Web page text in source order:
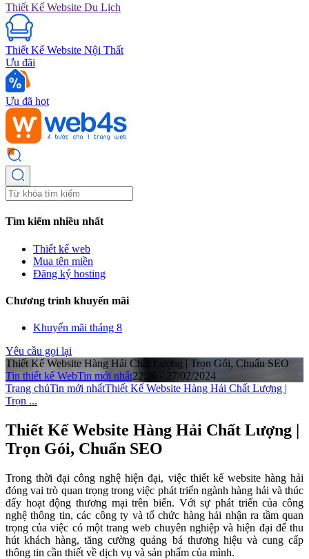
Thiết Kế Website Du Lịch
Thiết Kế Website Nội Thất
Ưu đãi
Ưu đã hot
Tìm kiếm nhiều nhất
Thiết kế web
Mua tên miền
Đăng ký hosting
Chương trình khuyến mãi
Khuyến mãi tháng 8
Yêu cầu gọi lại
Thiết Kế Website Hàng Hải Chất Lượng | Trọn Gói, Chuẩn SEO
Tin thiết kế WebTin mới nhất22:36 - 27/02/2024
Trang chủTin mới nhấtThiết Kế Website Hàng Hải Chất Lượng |
Trọn ...
Thiết Kế Website Hàng Hải Chất Lượng |
Trọn Gói, Chuẩn SEO
Trong thời đại công nghệ hiện đại, việc thiết kế website hàng hải
đóng vai trò quan trọng trong việc phát triển ngành hàng hải và thúc
đẩy hoạt động thương mại trên biển. Với sự phát triển của công
nghệ thông tin, các công ty và tổ chức hàng hải nhận ra tầm quan
trọng của việc có một trang web chuyên nghiệp và hiện đại để thu
hút khách hàng, tăng cường quảng bá thương hiệu và cung cấp
thông tin cần thiết về dịch vụ và sản phẩm của mình.